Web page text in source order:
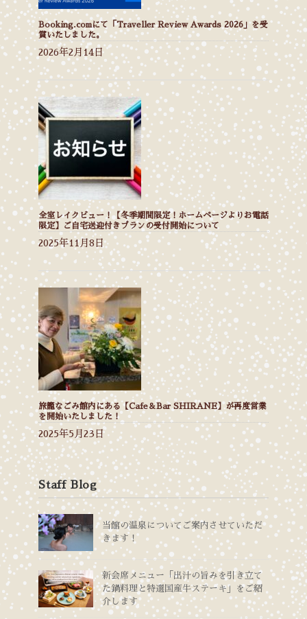
Booking.comにて「Traveller Review Awards 2026」を受
賞いたしました。
2026年2月14日
全室レイクビュー！【冬季期間限定！ホームページよりお電話
限定】ご自宅送迎付きプランの受付開始について
2025年11月8日
旅籠なごみ館内にある【Cafe＆Bar SHIRANE】が再度営業
を開始いたしました！
2025年5月23日
Staff Blog
当館の温泉についてご案内させていただ
きます！
新会席メニュー「出汁の旨みを引き立て
た鍋料理と特選国産牛ステーキ」をご紹
介します